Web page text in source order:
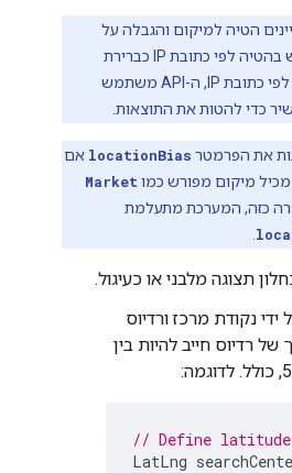
הטיה למיקום והגבלה על
מיקום, ה-API משתמש בהטיה לפי כתובת IP כברירת
מחדל. בשיטת ההטיה לפי כתובת IP, ה-API משתמש
הפרמטרlocationBiasאם
מיקום מפורש כמו Market
המערכת מתעלמת
.
תצוגה מלבני או כעיגול.
נקודת מרכז ורדיוס
חייב להיות בין
// Define
LatLng